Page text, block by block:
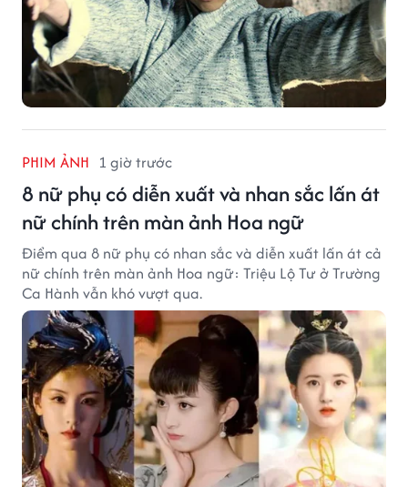
PHIM ẢNH 1 giờ trước
8 nữ phụ có diễn xuất và nhan sắc lấn át
nữ chính trên màn ảnh Hoa ngữ
Điểm qua 8 nữ phụ có nhan sắc và diễn xuất lấn át cả
nữ chính trên màn ảnh Hoa ngữ: Triệu Lộ Tư ở Trường
Ca Hành vẫn khó vượt qua.